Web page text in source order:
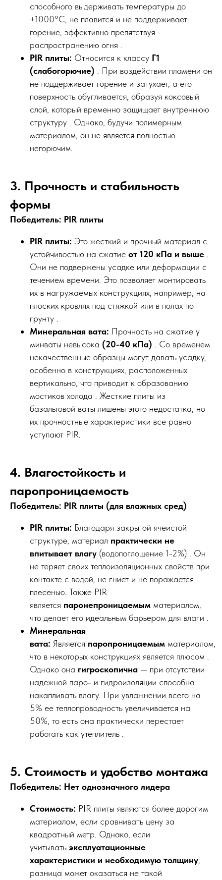
способного выдерживать температуры до
+1000°C, не плавится и не поддерживает
горение, эффективно препятствуя
распространению огня .
PIR плиты: Относится к классу Г1
(слабогорючие) . При воздействии пламени он
не поддерживает горение и затухает, а его
поверхность обугливается, образуя коксовый
слой, который временно защищает внутреннюю
структуру . Однако, будучи полимерным
материалом, он не является полностью
негорючим.
3. Прочность и стабильность
формы
Победитель: PIR плиты
PIR плиты: Это жесткий и прочный материал с
устойчивостью на сжатие от 120 кПа и выше
Они не подвержены усадке или деформации с
течением времени. Это позволяет монтировать
их в нагружаемых конструкциях, например, на
плоских кровлях под стяжкой или в полах по
грунту .
Минеральная вата: Прочность на сжатие у
минваты невысока (20-40 кПа) . Со временем
некачественные образцы могут давать усадку,
особенно в конструкциях, расположенных
вертикально, что приводит к образованию
мостиков холода . Жесткие плиты из
базальтовой ваты лишены этого недостатка, но
их прочностные характеристики все равно
уступают PIR.
4. Влагостойкость и
паропроницаемость
Победитель: PIR плиты (для влажных сред)
PIR плиты: Благодаря закрытой ячеистой
структуре, материал практически не
впитывает влагу (водопоглощение 1-2%) . Он
не теряет своих теплоизоляционных свойств при
контакте с водой, не гниет и не поражается
плесенью. Также PIR
является паронепроницаемым материалом,
что делает его идеальным барьером для влаги .
Минеральная
вата: Является паропроницаемым материалом,
что в некоторых конструкциях является плюсом .
Однако она гигроскопична — при отсутствии
надежной паро- и гидроизоляции способна
накапливать влагу. При увлажнении всего на
5% ее теплопроводность увеличивается на
50%, то есть она практически перестает
работать как утеплитель .
5. Стоимость и удобство монтажа
Победитель: Нет однозначного лидера
Стоимость: PIR плиты являются более дорогим
материалом, если сравнивать цену за
квадратный метр. Однако, если
учитывать эксплуатационные
характеристики и необходимую толщину,
разница может оказаться не такой